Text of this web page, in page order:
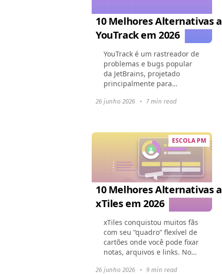
10 Melhores Alternativas
YouTrack em 2026
YouTrack é um rastreador de
problemas e bugs popular
da JetBrains, projetado
principalmente para
ágeis. Contudo, em 2025, o
26 junho 2026 • 7 min read
ESCOLA PM
10 Melhores Alternativas
xTiles em 2026
xTiles conquistou muitos fãs
com seu “quadro” flexível de
cartões onde você pode fixar
notas, arquivos e links. No
projeto cresce, seus limites
26 junho 2026 • 9 min read